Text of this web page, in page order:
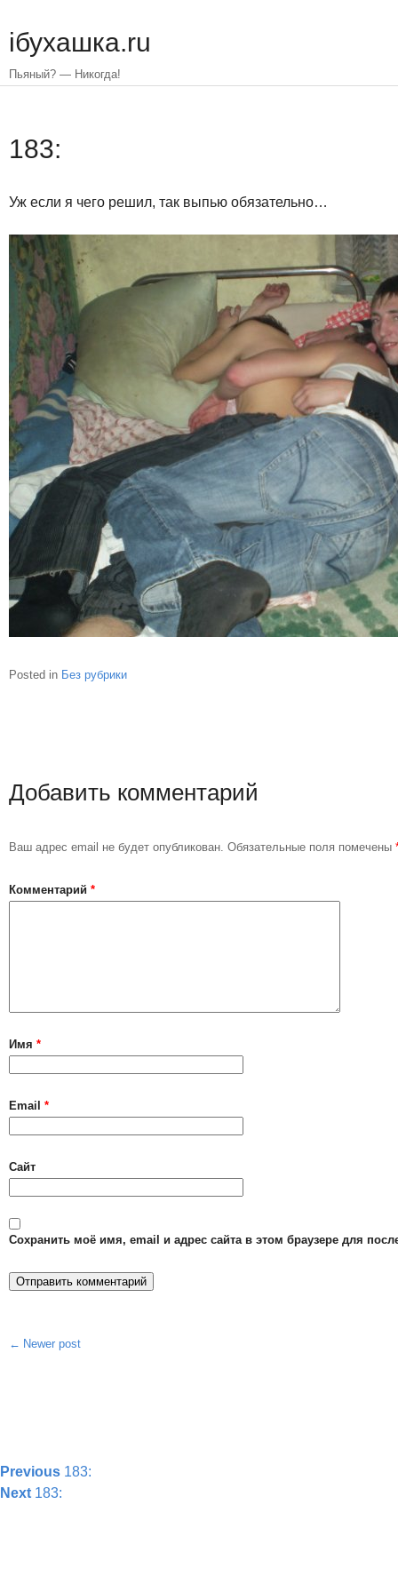
to
main
content
iбухашка.ru
Пьяный? — Никогда!
183:
Уж если я чего решил, так выпью обязательно…
Posted in Без рубрики
Добавить комментарий
Ваш адрес email не будет опубликован. Обязательные поля помечены
Комментарий *
Имя *
Email *
Сайт
Сохранить моё имя, email и адрес сайта в этом браузере для
Post
Newer post
Previous 183:
Next 183: